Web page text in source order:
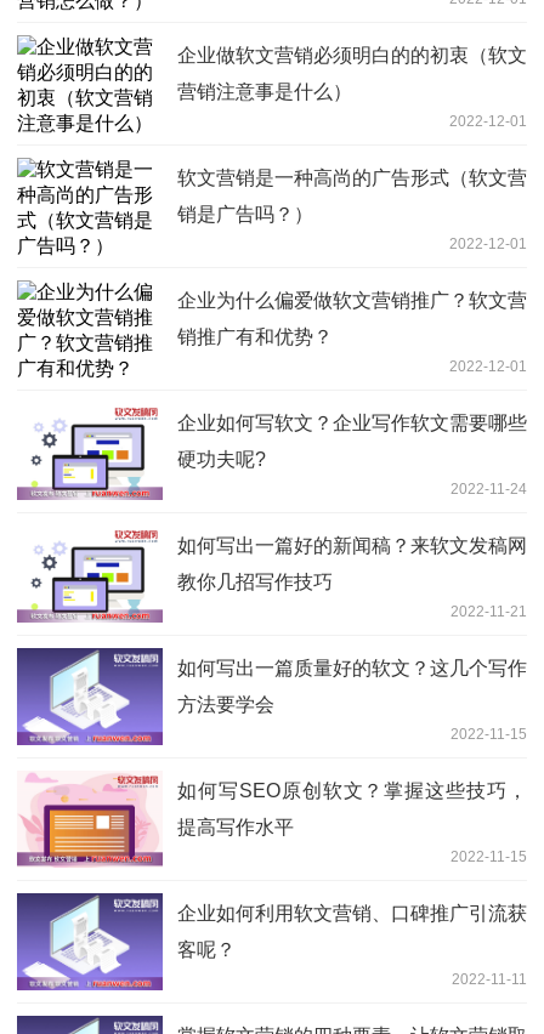
企业做软文营销必须明白的的初衷（软文
营销注意事是什么）
2022-12-01
软文营销是一种高尚的广告形式（软文营
销是广告吗？）
2022-12-01
企业为什么偏爱做软文营销推广？软文营
销推广有和优势？
2022-12-01
企业如何写软文？企业写作软文需要哪些
硬功夫呢?
2022-11-24
如何写出一篇好的新闻稿？来软文发稿网
教你几招写作技巧
2022-11-21
如何写出一篇质量好的软文？这几个写作
方法要学会
2022-11-15
如何写SEO原创软文？掌握这些技巧，
提高写作水平
2022-11-15
企业如何利用软文营销、口碑推广引流获
客呢？
2022-11-11